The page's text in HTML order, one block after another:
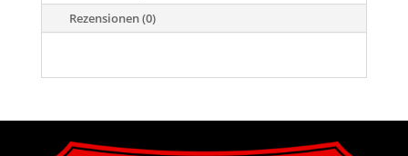
Dampflokomotiven
Menge
Rezensionen (0)